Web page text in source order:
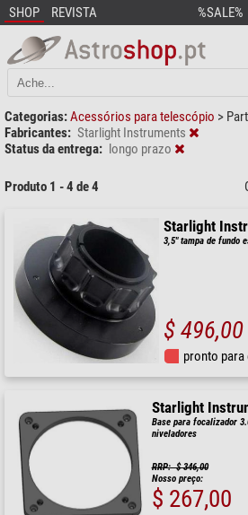
SHOP REVISTA %SALE%
Categorias:Acessórios para telescópio >
Fabricantes: Starlight Instruments
Status da entrega: longo prazo
Produto 1 - 4 de 4
Starlight
3,5" tampa de fundo
$ 496,00
pronto
Starlight
Base para focalizador
niveladores
RRP: $ 346,00
Nosso preço:
$ 267,00